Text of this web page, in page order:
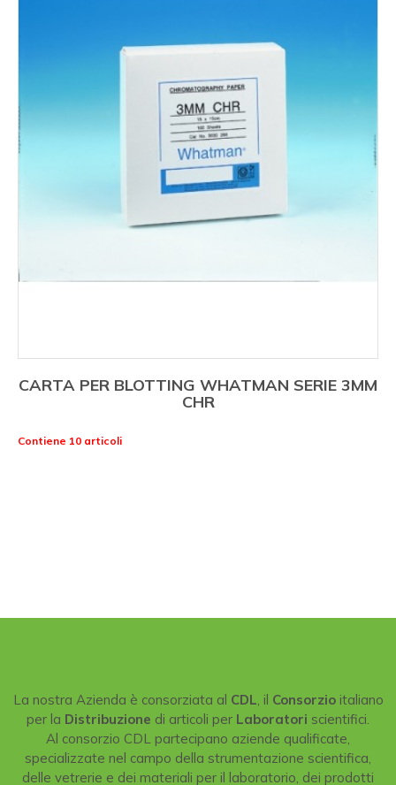
CARTA PER BLOTTING WHATMAN SERIE 3MM
CHR
Contiene 10 articoli
La nostra Azienda è consorziata al CDL , il Consorzioitaliano
per la Distribuzione di articoli per Laboratori scientifici.
Al consorzio CDL partecipano aziende qualificate,
specializzate nel campo della strumentazione scientifica,
delle vetrerie e dei materiali per il laboratorio, dei prodotti